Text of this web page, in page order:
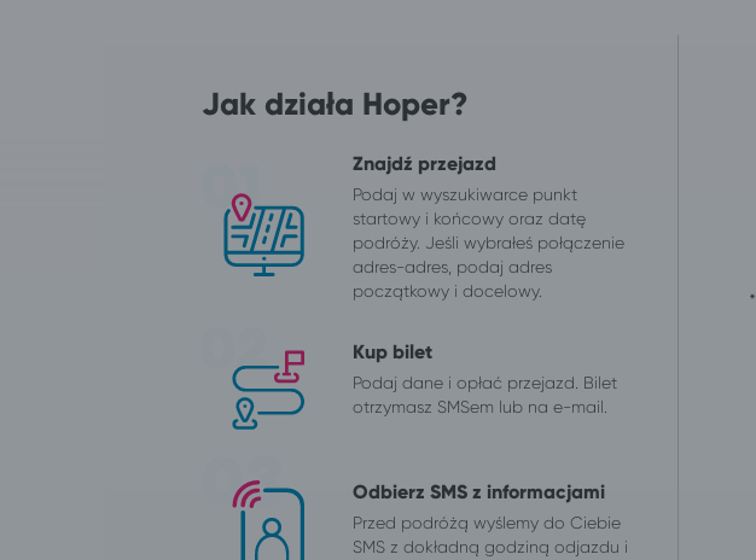
Jak działa Hoper?
Znajdź przejazd
Podaj w wyszukiwarce punkt
startowy i końcowy oraz datę
podróży. Jeśli wybrałeś połączenie
adres-adres, podaj adres
początkowy i docelowy.
Kup bilet
Podaj dane i opłać przejazd. Bilet
otrzymasz SMSem lub na e-mail.
Odbierz SMS z informacjami
Przed podróżą wyślemy do Ciebie
SMS z dokładną godziną odjazdu i